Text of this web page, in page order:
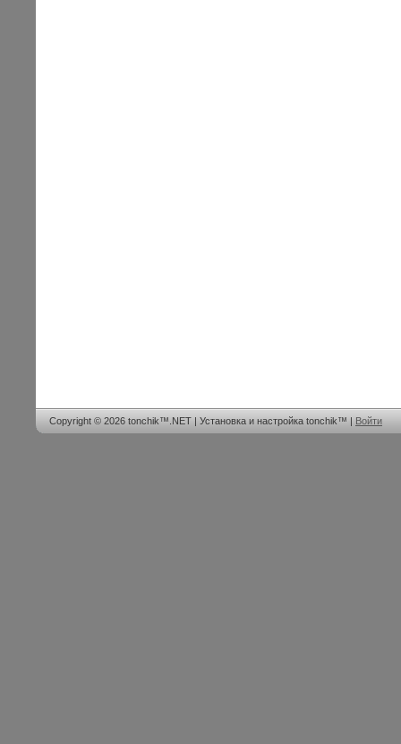
Copyright © 2026 tonchik™.NET | Установка и настройка tonchik™ | Войти